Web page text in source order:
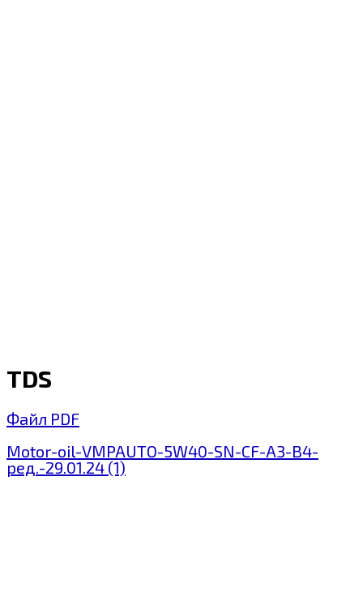
TDS
Файл PDF
Motor-oil-VMPAUTO-5W40-SN-CF-A3-B4-
ред.-29.01.24 (1)